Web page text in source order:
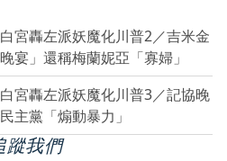
宮轟左派妖魔化川普2／吉米金
」還稱梅蘭妮亞「寡婦」
宮轟左派妖魔化川普3／記協晚
黨「煽動暴力」
蹤我們